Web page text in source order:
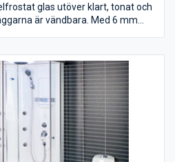
glas utöver klart, tonat och
är vändbara. Med 6 mm